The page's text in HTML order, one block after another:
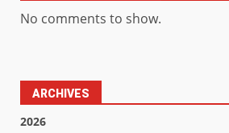
No comments to show.
ARCHIVES
2026